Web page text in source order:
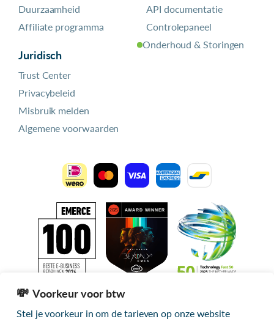
Duurzaamheid
Affiliate programma
Juridisch
Trust Center
Privacybeleid
Misbruik melden
Algemene voorwaarden
API documentatie
Controlepaneel
Onderhoud & Storingen
Voorkeur voor btw
Stel je voorkeur in om de tarieven op onze website